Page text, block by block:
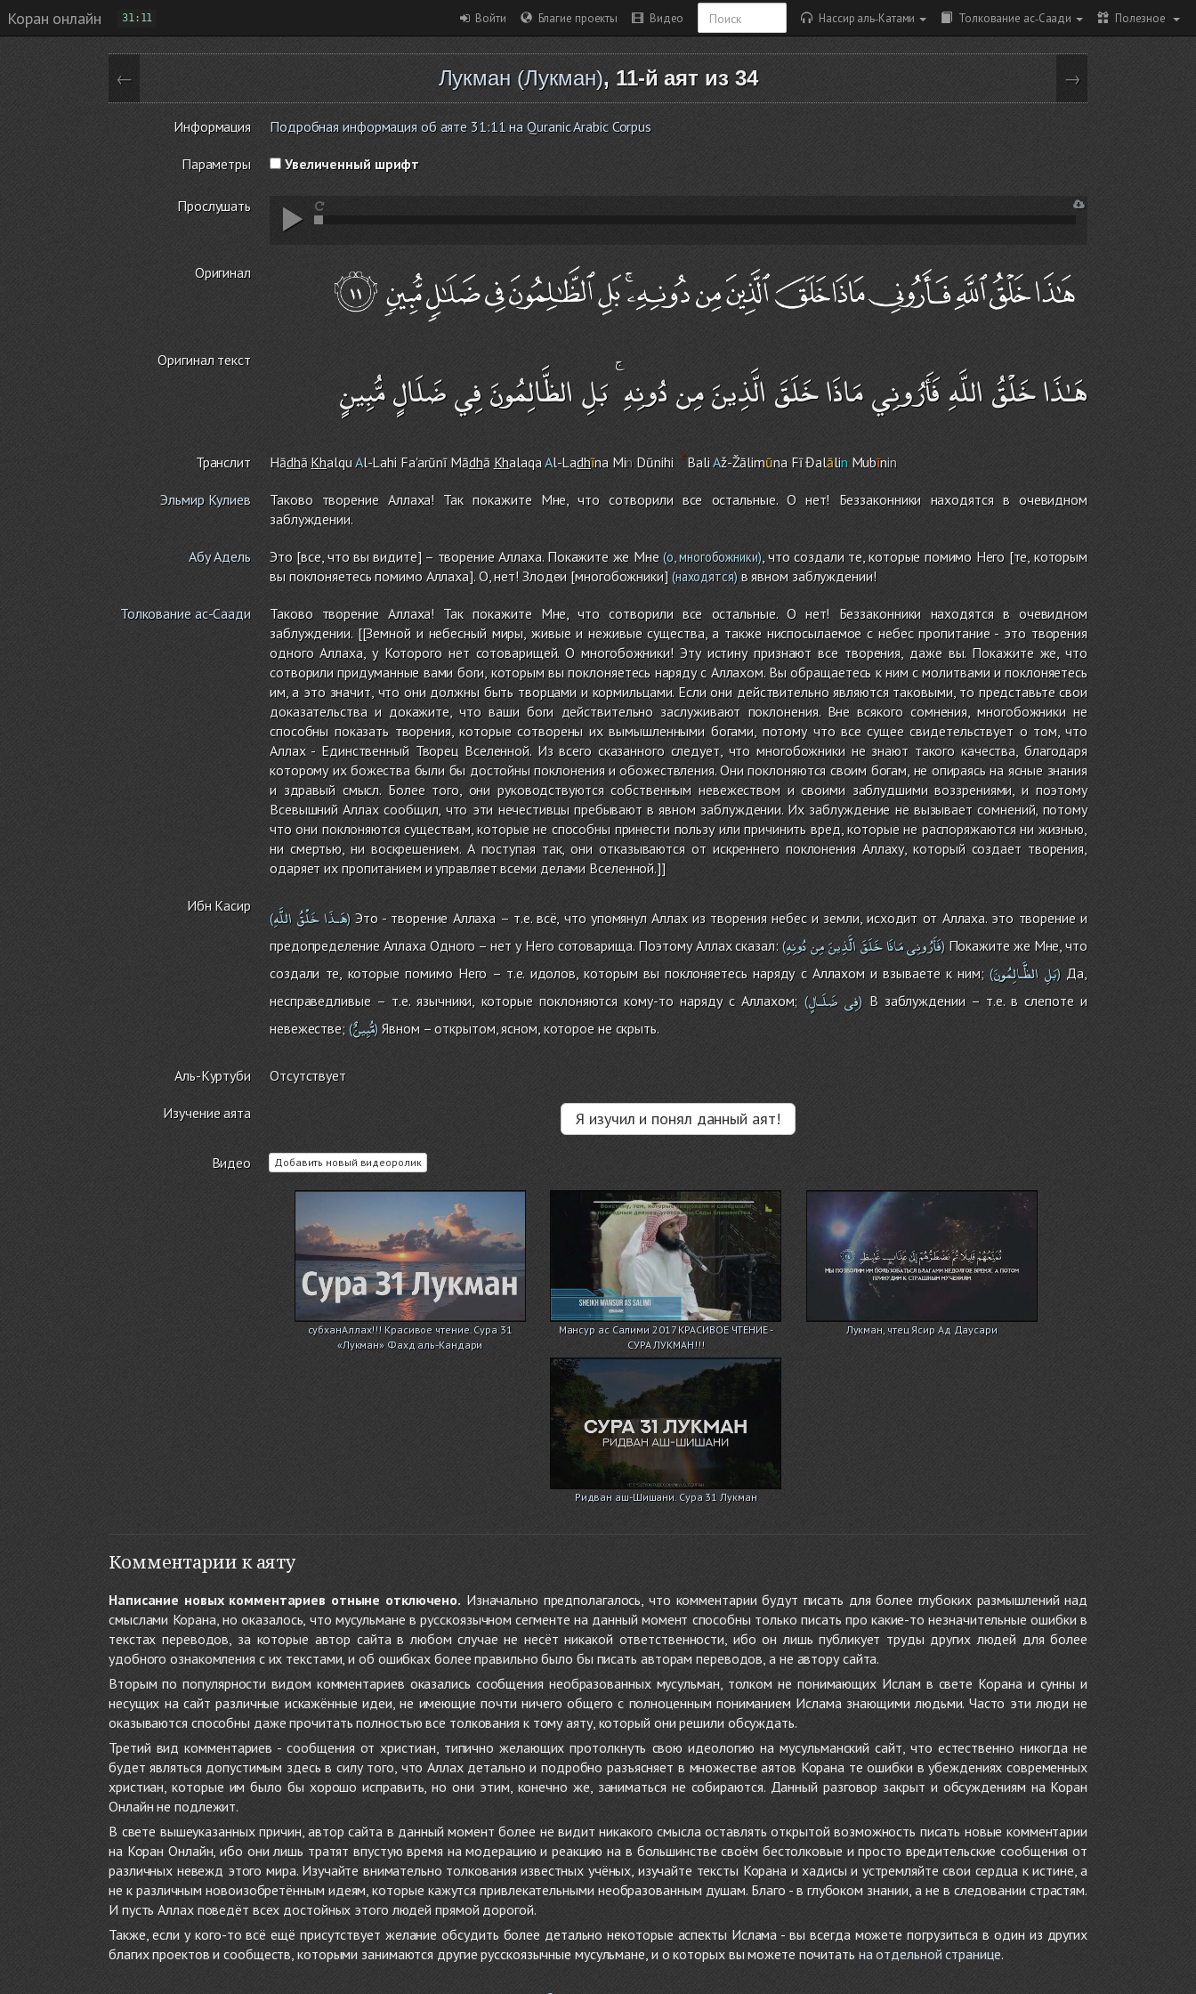
Коран онлайн 31:11 Войти Благие проекты Видео Нассир аль-Катами Толкование ас-Саади Полезное
← Лукман (Лукман), 11-й аят из 34 →
Информация Подробная информация об аяте 31:11 на Quranic Arabic Corpus
Параметры Увеличенный шрифт
Прослушать
Оригинал
Оригинал текст
هَـٰذَا خَلْقُ اللَّهِ فَأَرُونِي مَاذَا خَلَقَ الَّذِينَ مِن دُونِهِ ۚ بَلِ الظَّالِمُونَ فِي ضَلَالٍ مُّبِينٍ
Транслит Hādhā KhalquAl-Lahi Fa'arūnī Mādhā KhalaqaAl-Ladhīna Min Dūnihi BaliAž-Žālimūna Fī ĐalālinMubīnin
Эльмир Кулиев
Таково творение Аллаха! Так покажите Мне, что сотворили все остальные. О нет! Беззаконники находятся в очевидном
заблуждении.
Абу Адель Это [все, что вы видите] – творение Аллаха. Покажите же Мне(о, многобожники), что создали те, которые помимо Него [те, которым
вы поклоняетесь помимо Аллаха]. О, нет! Злодеи [многобожники](находятся)в явном заблуждении!
Толкование ас-Саади
Таково творение Аллаха! Так покажите Мне, что сотворили все остальные. О нет! Беззаконники находятся в очевидном
заблуждении. [[Земной и небесный миры, живые и неживые существа, а также ниспосылаемое с небес пропитание - это творения
одного Аллаха, у Которого нет сотоварищей. О многобожники! Эту истину признают все творения, даже вы. Покажите же, что
сотворили придуманные вами боги, которым вы поклоняетесь наряду с Аллахом. Вы обращаетесь к ним с молитвами и поклоняетесь
им, а это значит, что они должны быть творцами и кормильцами. Если они действительно являются таковыми, то представьте свои
доказательства и докажите, что ваши боги действительно заслуживают поклонения. Вне всякого сомнения, многобожники не
способны показать творения, которые сотворены их вымышленными богами, потому что все сущее свидетельствует о том, что
Аллах - Единственный Творец Вселенной. Из всего сказанного следует, что многобожники не знают такого качества, благодаря
которому их божества были бы достойны поклонения и обожествления. Они поклоняются своим богам, не опираясь на ясные знания
и здравый смысл. Более того, они руководствуются собственным невежеством и своими заблудшими воззрениями, и поэтому
Всевышний Аллах сообщил, что эти нечестивцы пребывают в явном заблуждении. Их заблуждение не вызывает сомнений, потому
что они поклоняются существам, которые не способны принести пользу или причинить вред, которые не распоряжаются ни жизнью,
ни смертью, ни воскрешением. А поступая так, они отказываются от искреннего поклонения Аллаху, который создает творения,
одаряет их пропитанием и управляет всеми делами Вселенной.]]
Ибн Касир
( هَـذَاخَلْقُاللَّهِ )Это - творение Аллаха – т.е. всё, что упомянул Аллах из творения небес и земли, исходит от Аллаха. это творение и
предопределение Аллаха Одного – нет у Него сотоварища. Поэтому Аллах сказал:( فَأَرُونِىمَاذَاخَلَقَالَّذِينَمِندُونِهِ )Покажите же Мне, что
создали те, которые помимо Него – т.е. идолов, которым вы поклоняетесь наряду с Аллахом и взываете к ним;( بَلِ الظَّـالِمُونَ ) Да,
несправедливые – т.е. язычники, которые поклоняются кому-то наряду с Аллахом; ( فِى ضَلَـالٍ ) В заблуждении – т.е. в слепоте и
невежестве;(مُّبِينٌ) Явном – открытом, ясном, которое не скрыть.
Аль-Куртуби Отсутствует
Изучение аята Я изучил и понял данный аят!
Видео Добавить новый видеоролик
субханАллах!!! Красивое чтение. Сура 31
«Лукман» Фахд аль-Кандари
Мансур ас Салими 2017 КРАСИВОЕ ЧТЕНИЕ -
СУРА ЛУКМАН!!!
Лукман, чтец Ясир Ад Даусари
Ридван аш-Шишани. Сура 31 Лукман
Комментарии к аяту
Написание новых комментариев отныне отключено. Изначально предполагалось, что комментарии будут писать для более глубоких размышлений над
смыслами Корана, но оказалось, что мусульмане в русскоязычном сегменте на данный момент способны только писать про какие-то незначительные ошибки в
текстах переводов, за которые автор сайта в любом случае не несёт никакой ответственности, ибо он лишь публикует труды других людей для более
удобного ознакомления с их текстами, и об ошибках более правильно было бы писать авторам переводов, а не автору сайта.
Вторым по популярности видом комментариев оказались сообщения необразованных мусульман, толком не понимающих Ислам в свете Корана и сунны и
несущих на сайт различные искажённые идеи, не имеющие почти ничего общего с полноценным пониманием Ислама знающими людьми. Часто эти люди не
оказываются способны даже прочитать полностью все толкования к тому аяту, который они решили обсуждать.
Третий вид комментариев - сообщения от христиан, типично желающих протолкнуть свою идеологию на мусульманский сайт, что естественно никогда не
будет являться допустимым здесь в силу того, что Аллах детально и подробно разъясняет в множестве аятов Корана те ошибки в убеждениях современных
христиан, которые им было бы хорошо исправить, но они этим, конечно же, заниматься не собираются. Данный разговор закрыт и обсуждениям на Коран
Онлайн не подлежит.
В свете вышеуказанных причин, автор сайта в данный момент более не видит никакого смысла оставлять открытой возможность писать новые комментарии
на Коран Онлайн, ибо они лишь тратят впустую время на модерацию и реакцию на в большинстве своём бестолковые и просто вредительские сообщения от
различных невежд этого мира. Изучайте внимательно толкования известных учёных, изучайте тексты Корана и хадисы и устремляйте свои сердца к истине, а
не к различным новоизобретённым идеям, которые кажутся привлекательными необразованным душам. Благо - в глубоком знании, а не в следовании страстям.
И пусть Аллах поведёт всех достойных этого людей прямой дорогой.
Также, если у кого-то всё ещё присутствует желание обсудить более детально некоторые аспекты Ислама - вы всегда можете погрузиться в один из других
благих проектов и сообществ, которыми занимаются другие русскоязычные мусульмане, и о которых вы можете почитать на отдельной странице.